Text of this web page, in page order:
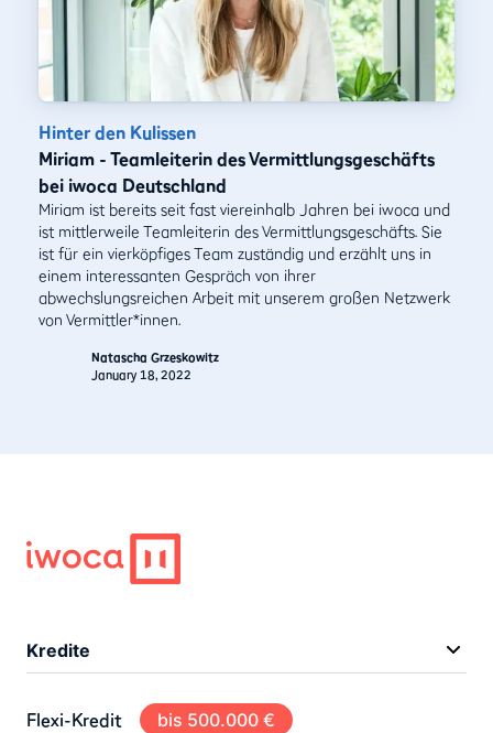
Hinter den Kulissen
Miriam - Teamleiterin des Vermittlungsgeschäfts
bei iwoca Deutschland
Miriam ist bereits seit fast viereinhalb Jahren bei iwoca und
ist mittlerweile Teamleiterin des Vermittlungsgeschäfts. Sie
ist für ein vierköpfiges Team zuständig und erzählt uns in
einem interessanten Gespräch von ihrer
abwechslungsreichen Arbeit mit unserem großen Netzwerk
von Vermittler*innen.
Natascha Grzeskowitz
January 18, 2022
Kredite
Flexi-Kredit bis 500.000 €